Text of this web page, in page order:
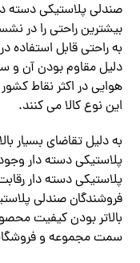
صندلی پلاستیکی دسته
بیشترین راحتی را در
به راحتی قابل استفاده
دلیل مقاوم بودن آن و
هوایی در اکثر نقاط کشور
این نوع کالا می کنند.
به دلیل تقاضای بسیار
پلاستیکی دسته دار
پلاستیکی دسته دار
فروشندگان صندلی
بالاتر بودن کیفیت
سمت مجموعه و